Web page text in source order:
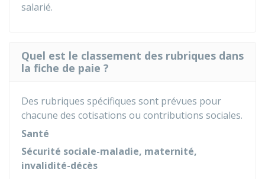
salarié.
Quel est le classement des rubriques dans
la fiche de paie ?
Des rubriques spécifiques sont prévues pour
chacune des cotisations ou contributions sociales.
Santé
Sécurité sociale-maladie, maternité,
invalidité-décès